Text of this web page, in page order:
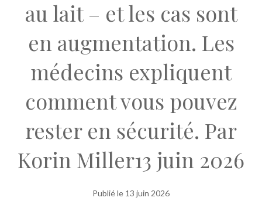
au lait – et les cas sont
en augmentation. Les
médecins expliquent
comment vous pouvez
rester en sécurité. Par
Korin Miller13 juin 2026
Publié le 13 juin 2026